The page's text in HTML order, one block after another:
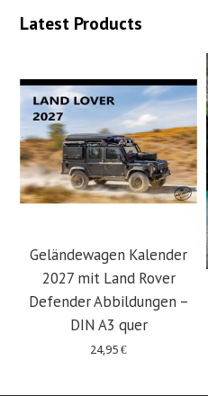
Latest Products
Geländewagen Kalender
2027 mit Land Rover
Defender Abbildungen –
DIN A3 quer
24,95€